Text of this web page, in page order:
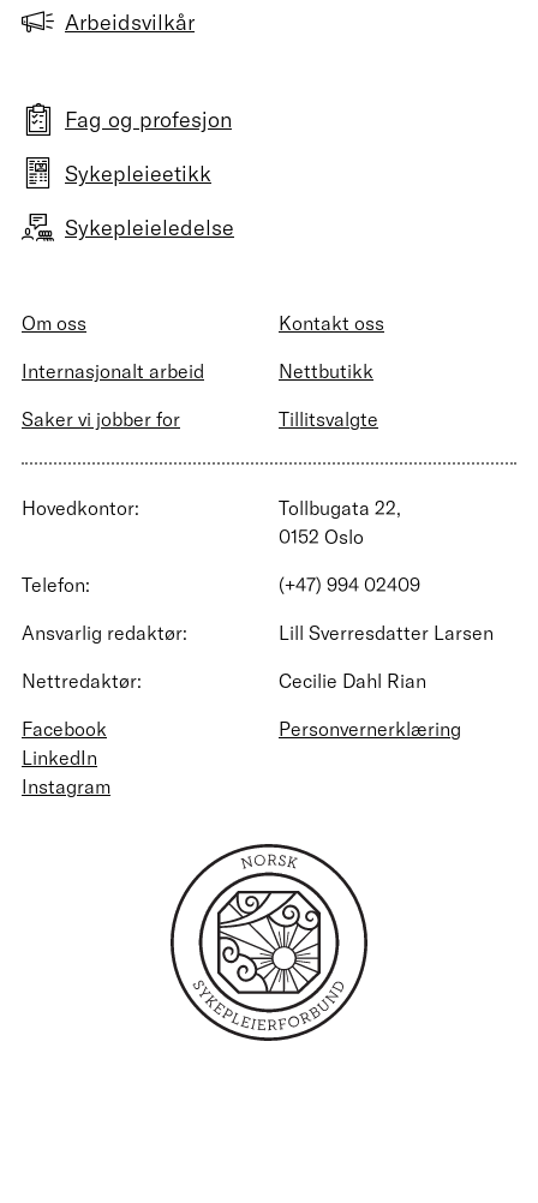
Arbeidsvilkår
Fag og profesjon
Sykepleieetikk
Sykepleieledelse
Om oss
Kontakt oss
Internasjonalt arbeid
Nettbutikk
Saker vi jobber for
Tillitsvalgte
Hovedkontor:
Tollbugata 22,
0152 Oslo
Telefon:
(+47) 994 02409
Ansvarlig redaktør:
Lill Sverresdatter Larsen
Nettredaktør:
Cecilie Dahl Rian
Facebook
LinkedIn
Instagram
Personvernerklæring